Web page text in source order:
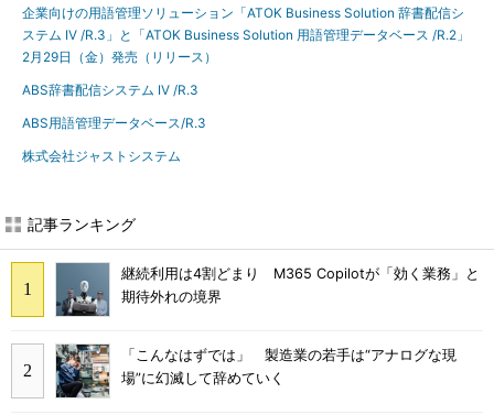
企業向けの用語管理ソリューション「ATOK Business Solution 辞書配信シ
ステム IV /R.3」と「ATOK Business Solution 用語管理データベース /R.2」
2月29日（金）発売（リリース）
ABS辞書配信システム IV /R.3
ABS用語管理データベース/R.3
株式会社ジャストシステム
記事ランキング
継続利用は4割どまり M365 Copilotが「効く業務」と
期待外れの境界
「こんなはずでは」 製造業の若手は“アナログな現
場”に幻滅して辞めていく